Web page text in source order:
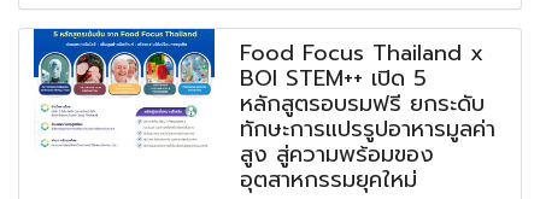
Food Focus Thailand x
BOI STEM++ เปิด 5
หลักสูตรอบรมฟรี ยกระดับ
ทักษะการแปรรูปอาหารมูลค่า
สูง สู่ความพร้อมของ
อุตสาหกรรมยุคใหม่